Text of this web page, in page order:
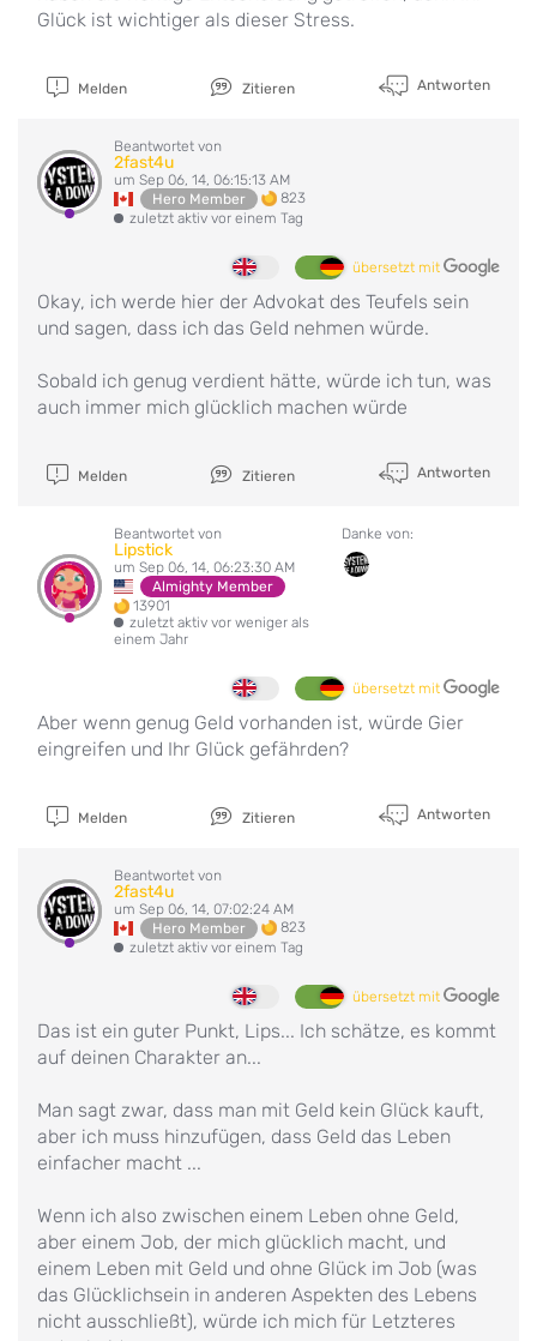
Glück ist wichtiger als dieser Stress.
Melden Zitieren Antworten
Beantwortet von
2fast4u
um Sep 06, 14, 06:15:13 AM
Hero Member
823
zuletzt aktiv vor einem Tag
übersetzt mit
Okay, ich werde hier der Advokat des Teufels sein
und sagen, dass ich das Geld nehmen würde.
Sobald ich genug verdient hätte, würde ich tun, was
auch immer mich glücklich machen würde
Melden Zitieren Antworten
Beantwortet von
Lipstick
um Sep 06, 14, 06:23:30 AM
Almighty Member
13901
zuletzt aktiv vor weniger als
einem Jahr
Danke von:
übersetzt mit
Aber wenn genug Geld vorhanden ist, würde Gier
eingreifen und Ihr Glück gefährden?
Melden Zitieren Antworten
Beantwortet von
2fast4u
um Sep 06, 14, 07:02:24 AM
Hero Member
823
zuletzt aktiv vor einem Tag
übersetzt mit
Das ist ein guter Punkt, Lips... Ich schätze, es kommt
auf deinen Charakter an...
Man sagt zwar, dass man mit Geld kein Glück kauft,
aber ich muss hinzufügen, dass Geld das Leben
einfacher macht ...
Wenn ich also zwischen einem Leben ohne Geld,
aber einem Job, der mich glücklich macht, und
einem Leben mit Geld und ohne Glück im Job (was
das Glücklichsein in anderen Aspekten des Lebens
nicht ausschließt), würde ich mich für Letzteres